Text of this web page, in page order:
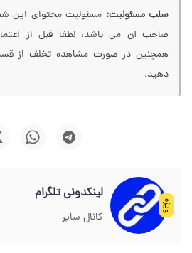
سلب مسئولیت: مسئولیت محتوای این
صاحب آن می باشد، لطفا قبل از
همچنین در صورت مشاهده تخلف از
دهید.
ویژه
لینکدونی تلگرام
کانال سایر